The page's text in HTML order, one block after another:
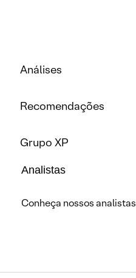
Análises
Recomendações
Grupo XP
Analistas
Conheça nossos analistas